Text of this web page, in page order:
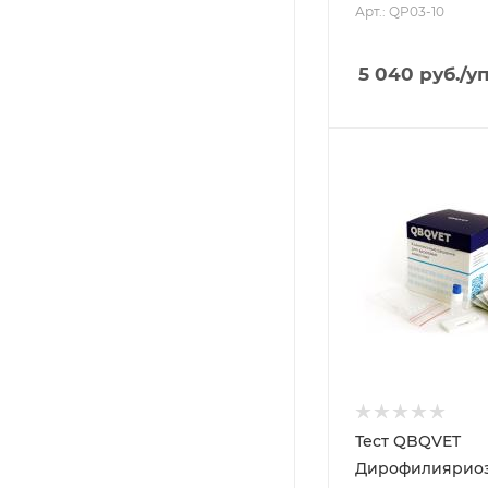
Арт.: QP03-10
5 040 руб./
Тест QBQVET